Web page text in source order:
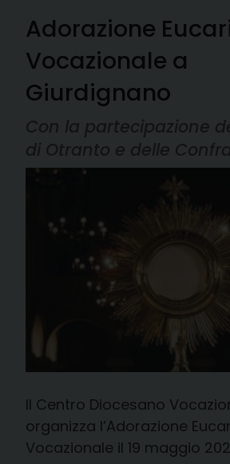
Adorazione
Vocazionale a
Giurdignano
Con la partecipazione
di Otranto e delle
Il Centro Diocesano
organizza l’Adorazione
Vocazionale il 19 maggio